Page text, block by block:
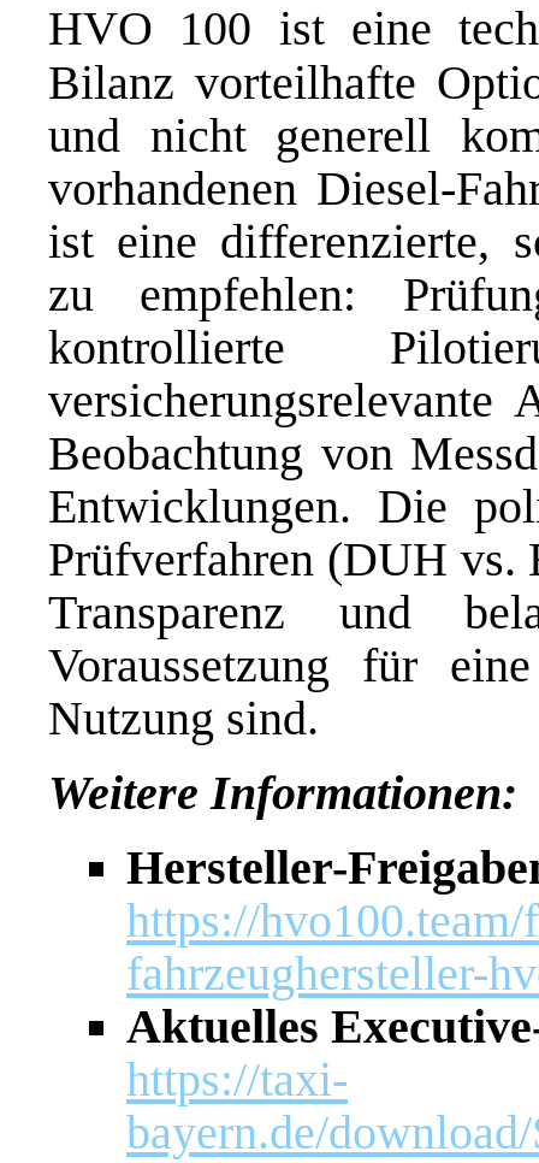
HVO 100 ist eine
Bilanz vorteilhafte
und nicht generell
vorhandenen Diesel-
ist eine differenzierte,
zu empfehlen:
kontrollierte
versicherungsrelevante
Beobachtung von
Entwicklungen. Die
Prüfverfahren (DUH vs.
Transparenz und
Voraussetzung für
Nutzung sind.
Weitere Informationen:
Hersteller-
https://
fahrzeughersteller-
Aktuelles
https://taxi-
bayern.de/